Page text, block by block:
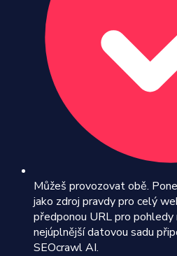
Můžeš provozovat obě.
jako zdroj pravdy pro celý
předponou URL pro pohledy
nejúplnější datovou sadu
SEOcrawl AI.